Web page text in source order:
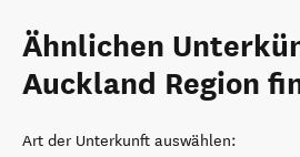
Ähnlichen
Auckland Region
Art der Unterkunft auswählen: